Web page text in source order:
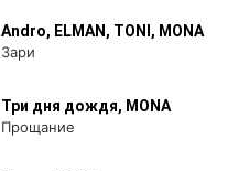
Andro, ELMAN, TONI, MONA
Зари
Три дня дождя, MONA
Прощание